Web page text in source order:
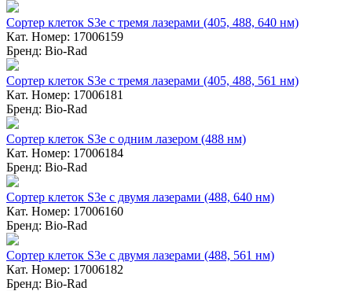
Сортер клеток S3e с тремя лазерами (405, 488, 640 нм)
Кат. Номер: 17006159
Бренд: Bio-Rad
Сортер клеток S3e с тремя лазерами (405, 488, 561 нм)
Кат. Номер: 17006181
Бренд: Bio-Rad
Сортер клеток S3e с одним лазером (488 нм)
Кат. Номер: 17006184
Бренд: Bio-Rad
Сортер клеток S3e с двумя лазерами (488, 640 нм)
Кат. Номер: 17006160
Бренд: Bio-Rad
Сортер клеток S3e с двумя лазерами (488, 561 нм)
Кат. Номер: 17006182
Бренд: Bio-Rad